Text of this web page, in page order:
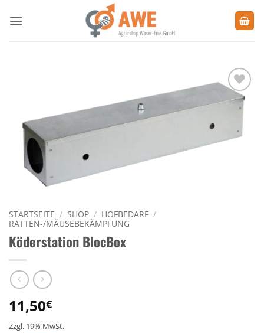
Inhalt
Zu den
Favoriten
hinzufügen
STARTSEITE / SHOP / HOFBEDARF /
RATTEN-/MÄUSEBEKÄMPFUNG
Köderstation BlocBox
11,50€
Zzgl. 19% MwSt.